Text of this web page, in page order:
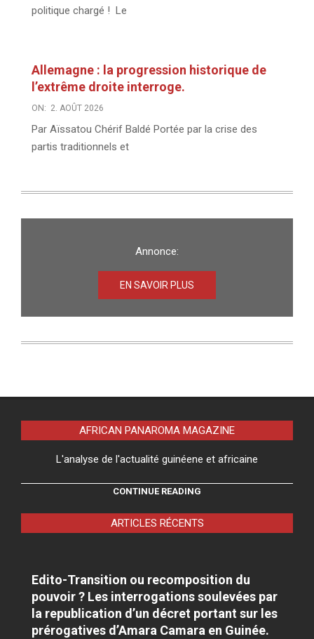
politique chargé ! Le
Allemagne : la progression historique de
l’extrême droite interroge.
ON: 2. AOÛT 2026
Par Aïssatou Chérif Baldé Portée par la crise des
partis traditionnels et
Annonce:
EN SAVOIR PLUS
AFRICAN PANAROMA MAGAZINE
L'analyse de l'actualité guinéene et africaine
CONTINUE READING
ARTICLES RÉCENTS
Edito-Transition ou recomposition du
pouvoir ? Les interrogations soulevées par
la republication d’un décret portant sur les
prérogatives d’Amara Camara en Guinée.